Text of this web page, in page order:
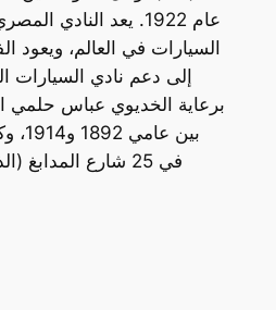
عام 1922. يعد النادي
السيارات في العالم، ويعود
إلى دعم نادي
برعاية الخديوي عباس حلمي
بين
في 25 شارع